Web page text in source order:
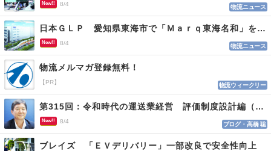
New!! 8/4 物流ニュース
日本ＧＬＰ 愛知県東海市で「Ｍａｒｑ東海名和」を開発
New!! 8/4 物流ニュース
物流メルマガ登録無料！
【PR】 物流ウィークリー
第315回：令和時代の運送業経営 評価制度設計編（１１５）
New!! 8/4 ブログ・高橋 聡
ブレイズ 「ＥＶデリバリー」一部改良で安全性向上